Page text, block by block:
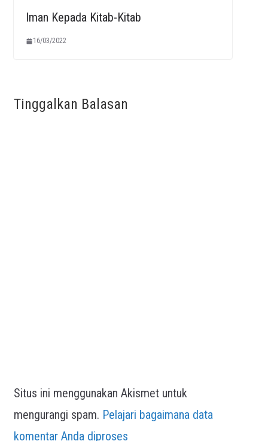
Iman Kepada Kitab-Kitab
16/03/2022
Tinggalkan Balasan
Situs ini menggunakan Akismet untuk
mengurangi spam. Pelajari bagaimana data
komentar Anda diproses